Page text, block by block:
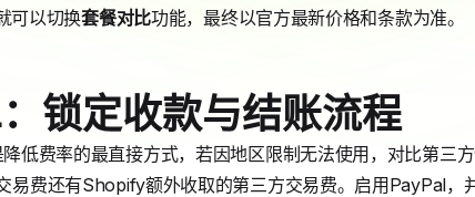
可以切换套餐对比功能，最终以官方最新价格和条款为准。
锁定收款与结账流程
低费率的最直接方式，若因地区限制无法使用，对比第三方
易费还有Shopify额外收取的第三方交易费。启用PayPal，